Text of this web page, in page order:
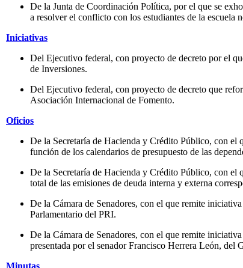
De la Junta de Coordinación Política, por el que se
a resolver el conflicto con los estudiantes de la
Iniciativas
Del Ejecutivo federal, con proyecto de decreto por el
de Inversiones.
Del Ejecutivo federal, con proyecto de decreto que
Asociación Internacional de Fomento.
Oficios
De la Secretaría de Hacienda y Crédito Público, con el
función de los calendarios de presupuesto de las
De la Secretaría de Hacienda y Crédito Público, con el
total de las emisiones de deuda interna y externa
De la Cámara de Senadores, con el que remite
Parlamentario del PRI.
De la Cámara de Senadores, con el que remite
presentada por el senador Francisco Herrera León, del
Minutas